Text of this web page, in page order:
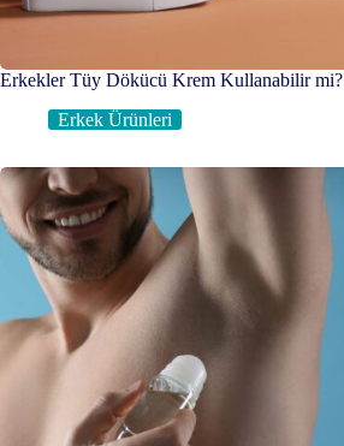
Erkekler Tüy Dökücü Krem Kullanabilir mi?
Erkek Ürünleri